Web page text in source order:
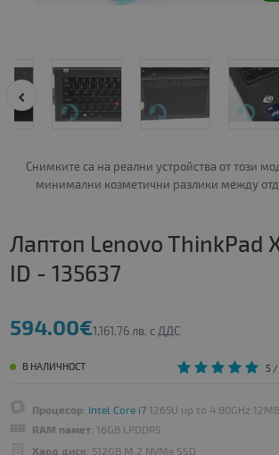
Снимките са на реални устройства от този
минимални козметични разлики между
Лаптоп Lenovo ThinkPad
ID - 135637
594.00€1,161.76 лв. с ДДС
В НАЛИЧНОСТ 5/
Процесор: Intel Core i71265U up to 4.80GHz 12MB
RAM памет: 16GB LPDDR5
Хард диск: 512GB M.2 NVMe SSD